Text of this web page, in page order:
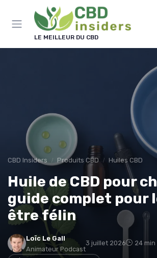
LE MEILLEUR DU CBD
CBD Insiders Produits CBD Huiles CBD
Huile de CBD pour
guide complet pour
être félin
Loïc Le Gall
Animateur Podcast
3 juillet 2026 24
Panneau de gestion des cookies